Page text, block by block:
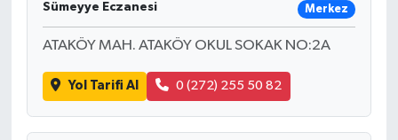
Sümeyye Eczanesi Merkez
ATAKÖY MAH. ATAKÖY OKUL SOKAK NO:2A
Yol Tarifi Al 0 (272) 255 50 82
İlginç
KÜLTÜR SANAT
MAGAZİN